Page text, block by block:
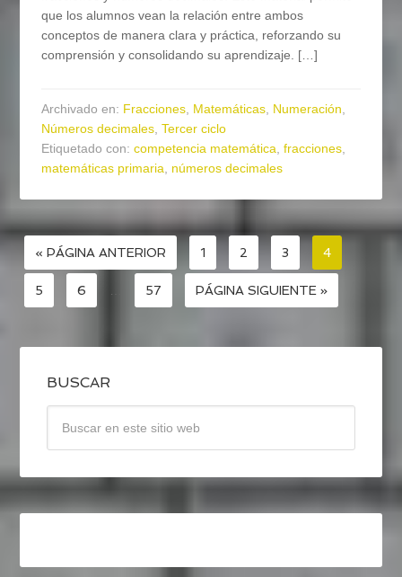
que los alumnos vean la relación entre ambos
conceptos de manera clara y práctica, reforzando su
comprensión y consolidando su aprendizaje. […]
Archivado en: Fracciones, Matemáticas, Numeración,
Números decimales,Tercer ciclo
Etiquetado con:competencia matemática,fracciones,
matemáticas primaria, números decimales
« PÁGINA ANTERIOR 1 2 3 4
5 6 … 57 PÁGINA SIGUIENTE »
BUSCAR